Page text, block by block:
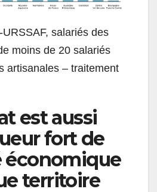
salariés des
moins de 20 salariés
artisanales – traitement
est aussi
fort de
économique
territoire